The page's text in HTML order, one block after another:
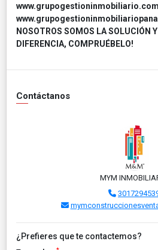
www.grupogestioninmobiliario.com
NOSOTROS SOMOS LA SOLUCIÓN
DIFERENCIA, COMPRUÉBELO!
Contáctanos
MYM
¿Prefieres que te contactemos?